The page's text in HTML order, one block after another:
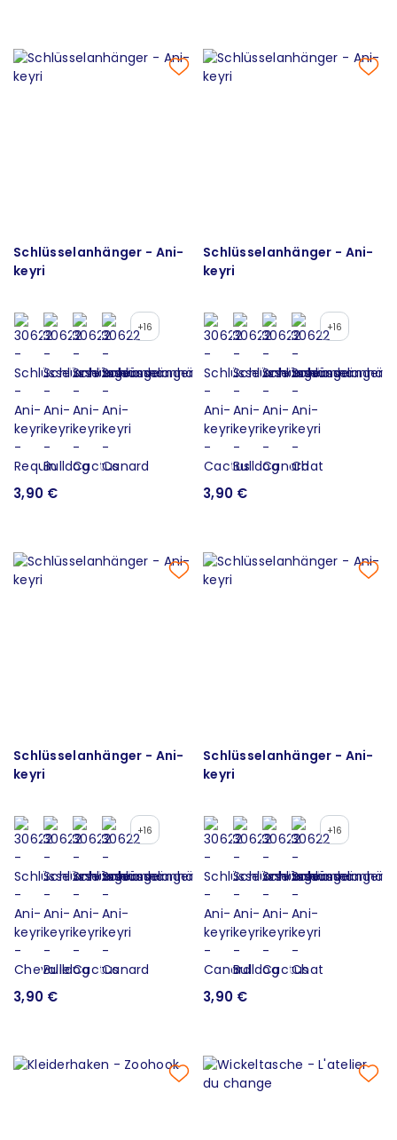
Schlüsselanhänger - Ani-
keyri
+16
3,90 €
Schlüsselanhänger - Ani-
keyri
+16
3,90 €
Schlüsselanhänger - Ani-
keyri
+16
3,90 €
Schlüsselanhänger - Ani-
keyri
+16
3,90 €